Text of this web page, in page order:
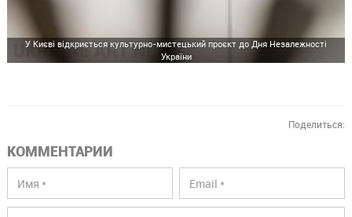
У Києві відкриється культурно-мистецький проєкт до Дня Незалежності
України
Поделиться:
КОММЕНТАРИИ